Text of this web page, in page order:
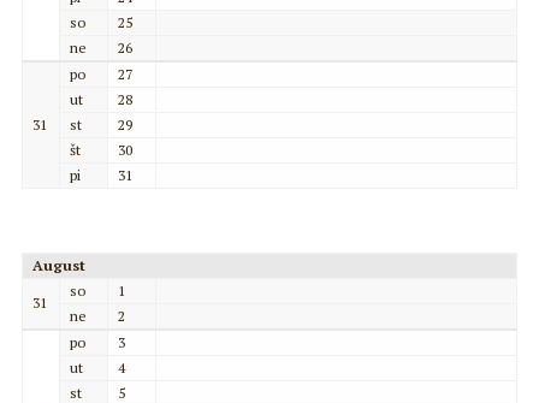
so
25
ne
26
31
po
27
ut
28
st
29
št
30
pi
31
August
31
so
1
ne
2
po
3
ut
4
st
5